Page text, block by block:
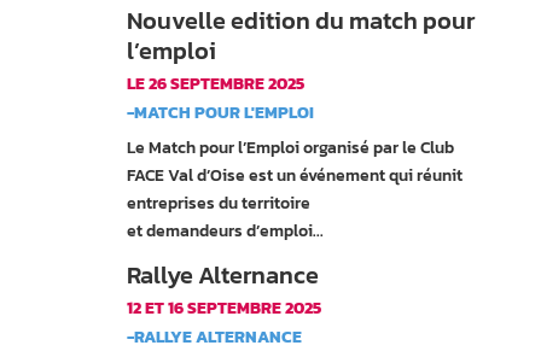
Nouvelle edition du match pour
l’emploi
LE 26 SEPTEMBRE 2025
-MATCH POUR L'EMPLOI
Le Match pour l’Emploi organisé par le Club
FACE Val d’Oise est un événement qui réunit
entreprises du territoire
et demandeurs d’emploi...
Rallye Alternance
12 ET 16 SEPTEMBRE 2025
-RALLYE ALTERNANCE